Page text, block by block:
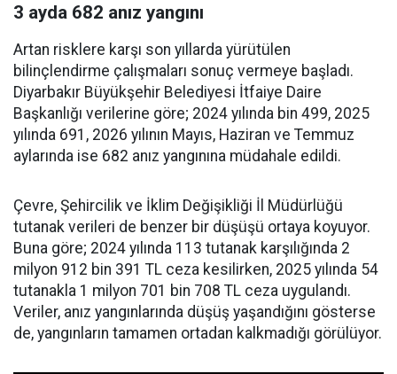
3 ayda 682 anız yangını
Artan risklere karşı son yıllarda yürütülen
bilinçlendirme çalışmaları sonuç vermeye başladı.
Diyarbakır Büyükşehir Belediyesi İtfaiye Daire
Başkanlığı verilerine göre; 2024 yılında bin 499, 2025
yılında 691, 2026 yılının Mayıs, Haziran ve Temmuz
aylarında ise 682 anız yangınına müdahale edildi.
Çevre, Şehircilik ve İklim Değişikliği İl Müdürlüğü
tutanak verileri de benzer bir düşüşü ortaya koyuyor.
Buna göre; 2024 yılında 113 tutanak karşılığında 2
milyon 912 bin 391 TL ceza kesilirken, 2025 yılında 54
tutanakla 1 milyon 701 bin 708 TL ceza uygulandı.
Veriler, anız yangınlarında düşüş yaşandığını gösterse
de, yangınların tamamen ortadan kalkmadığı görülüyor.